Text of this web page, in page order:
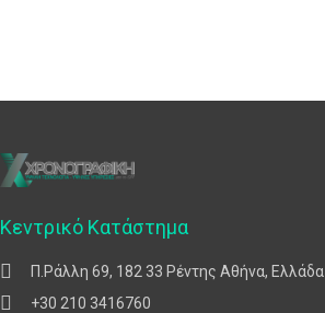
Κεντρικό Κατάστημα
Π.Ράλλη 69, 182 33 Ρέντης Αθήνα, Ελλάδα
+30 210 3416760